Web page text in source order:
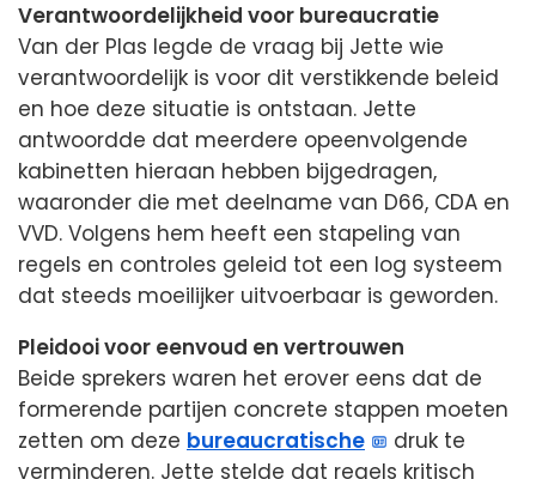
Verantwoordelijkheid voor bureaucratie
Van der Plas legde de vraag bij Jette wie
verantwoordelijk is voor dit verstikkende beleid
en hoe deze situatie is ontstaan. Jette
antwoordde dat meerdere opeenvolgende
kabinetten hieraan hebben bijgedragen,
waaronder die met deelname van D66, CDA en
VVD. Volgens hem heeft een stapeling van
regels en controles geleid tot een log systeem
dat steeds moeilijker uitvoerbaar is geworden.
Pleidooi voor eenvoud en vertrouwen
Beide sprekers waren het erover eens dat de
formerende partijen concrete stappen moeten
zetten om deze bureaucratische
druk te
verminderen. Jette stelde dat regels kritisch